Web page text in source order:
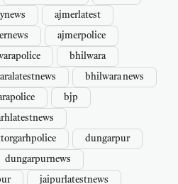
ajmerlatest
ajmerpolice
bhilwara
bhilwara news
bjp
dungarpur
dungarpurnews
jaipurlatestnews